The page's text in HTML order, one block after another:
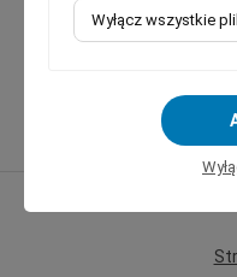
Wyłącz wszystkie